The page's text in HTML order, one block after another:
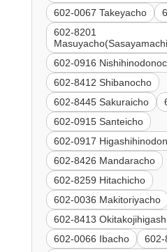
602-0067 Takeyacho
602-8201
602-0916
602-8412 Shibanocho
602-8445 Sakuraicho
602-0915 Santeicho
602-0917
602-8426 Mandaracho
602-8259 Hitachicho
602-0036 Makitoriyacho
602-8413
602-0066 Ibacho
602-